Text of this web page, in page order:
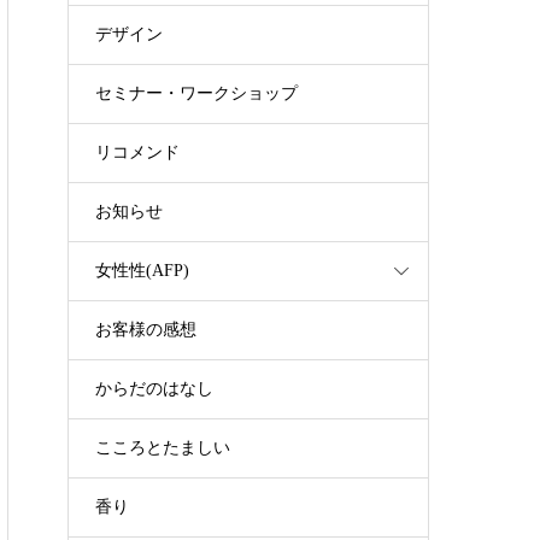
デザイン
セミナー・ワークショップ
リコメンド
お知らせ
女性性(AFP)
お客様の感想
からだのはなし
こころとたましい
香り